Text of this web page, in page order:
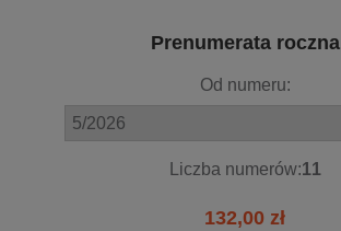
Prenumerata roczna
Od numeru:
Liczba numerów:11
132,00 zł